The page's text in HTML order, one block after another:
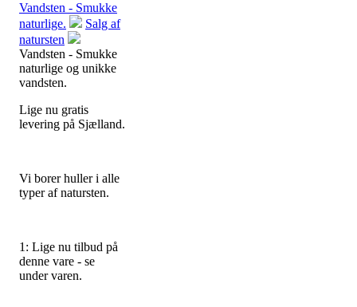
Vandsten - Smukke
naturlige.
Salg af
natursten
Vandsten - Smukke
naturlige og unikke
vandsten.
Lige nu gratis
levering på Sjælland.
Vi borer huller i alle
typer af natursten.
1: Lige nu tilbud på
denne vare - se
under varen.